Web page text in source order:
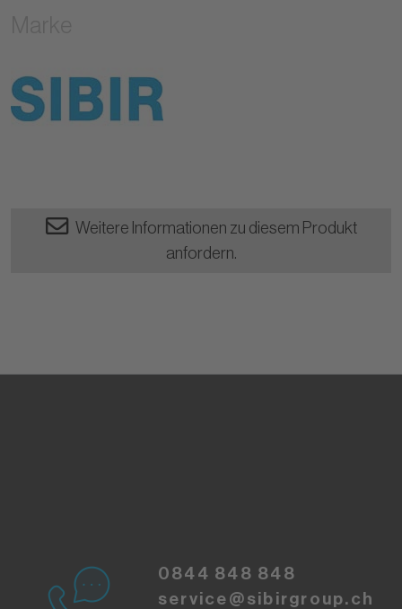
Weitere Informationen zu diesem Produkt
anfordern.
0844 848 848
service@sibirgroup.ch